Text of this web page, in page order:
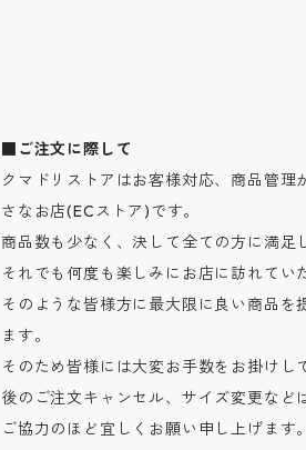
■ご注文に際して
クマドリストアはお客様対応、商品管
さなお店(ECストア)です。
商品数も少なく、決して全ての方に満足
それでも何度も楽しみにお店に訪れてい
そのような皆様方に最大限に良い商品を
ます。
そのため皆様には大変お手数をお掛け
後のご注文キャンセル、サイズ変更など
ご協力のほど宜しくお願い申し上げます。